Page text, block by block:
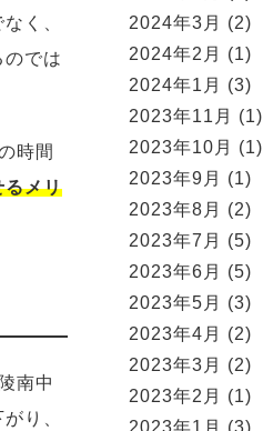
く、
では
時間
るメリ
南中
り、
2024年3月
(2)
2024年2月
(1)
2024年1月
(3)
2023年11月
(1)
2023年10月
(1)
2023年9月
(1)
2023年8月
(2)
2023年7月
(5)
2023年6月
(5)
2023年5月
(3)
2023年4月
(2)
2023年3月
(2)
2023年2月
(1)
2023年1月
(3)